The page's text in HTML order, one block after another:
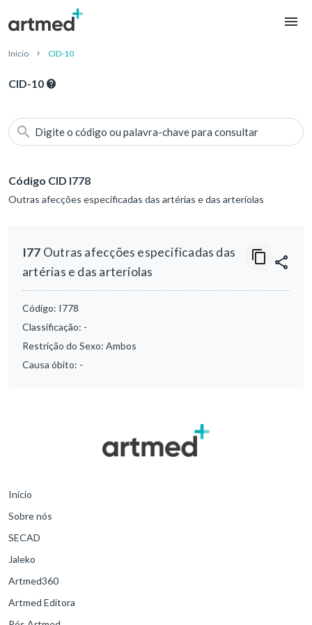
Início CID-10
CID-10
Digite o código ou palavra-chave para consultar
Código CID I778
Outras afecções especificadas das artérias e das arteríolas
I77 Outras afecções especificadas das
artérias e das arteríolas
Código: I778
Classificação: -
Restrição do Sexo: Ambos
Causa óbito: -
Início
Sobre nós
SECAD
Jaleko
Artmed360
Artmed Editora